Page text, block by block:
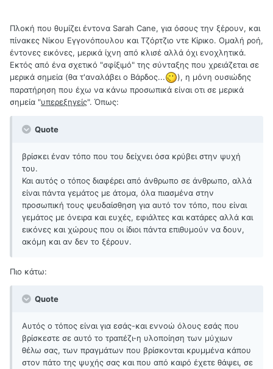
Πλοκή που θυμίζει έντονα Sarah Cane, για όσους την ξέρουν, και
πίνακες Νίκου Εγγονόπουλου και Τζόρτζιο ντε Κίρικο. Ομαλή ροή,
έντονες εικόνες, μερικά ίχνη από κλισέ αλλά όχι ενοχλητικά.
Εκτός από ένα σχετικό "σφίξιμό" της σύνταξης που χρειάζεται σε
μερικά σημεία (θα τ'αναλάβει ο Βάρδος...
), η μόνη ουσιώδης
παρατήρηση που έχω να κάνω προσωπικά είναι οτι σε μερικά
σημεία "υπερεξηγείς". Όπως:
Quote
βρίσκει έναν τόπο που του δείχνει όσα κρύβει στην ψυχή
του.
Και αυτός ο τόπος διαφέρει από άνθρωπο σε άνθρωπο, αλλά
είναι πάντα γεμάτος με άτομα, όλα πιασμένα στην
προσωπική τους ψευδαίσθηση για αυτό τον τόπο, που είναι
γεμάτος με όνειρα και ευχές, εφιάλτες και κατάρες αλλά και
εικόνες και χώρους που οι ίδιοι πάντα επιθυμούν να δουν,
ακόμη και αν δεν το ξέρουν.
Πιο κάτω:
Quote
Αυτός ο τόπος είναι για εσάς-και εννοώ όλους εσάς που
βρίσκεστε σε αυτό το τραπέζι-η υλοποίηση των μύχιων
θέλω σας, των πραγμάτων που βρίσκονται κρυμμένα κάπου
στον πάτο της ψυχής σας και που από καιρό έχετε θάψει, σε